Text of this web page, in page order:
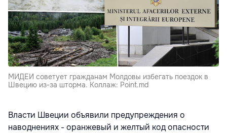
МИДЕИ советует гражданам Молдовы избегать поездок в
Швецию из-за шторма. Коллаж: Point.md
Власти Швеции объявили предупреждения о
наводнениях - оранжевый и желтый код опасности